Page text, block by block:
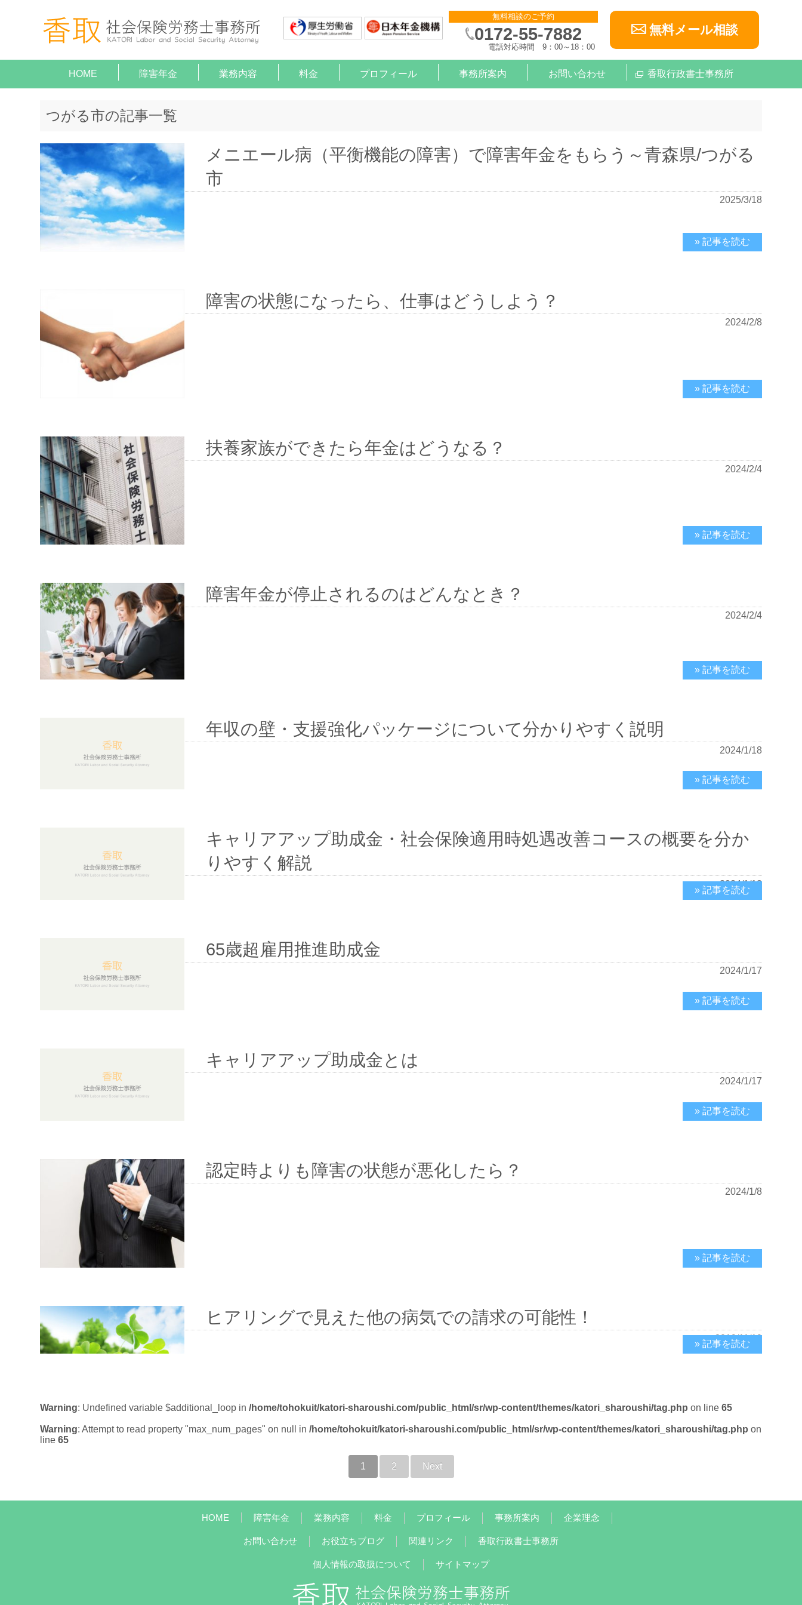
無料相談のご予約
0172-55-7882
電話対応時間 9：00～18：00
無料メール相談
HOME 障害年金 業務内容 料金 プロフィール 事務所案内 お問い合わせ 香取行政書士事務所
つがる市の記事一覧
メニエール病（平衡機能の障害）で障害年金をもらう～青森県/つがる
市
2025/3/18
» 記事を読む
障害の状態になったら、仕事はどうしよう？
2024/2/8
» 記事を読む
扶養家族ができたら年金はどうなる？
2024/2/4
» 記事を読む
障害年金が停止されるのはどんなとき？
2024/2/4
» 記事を読む
年収の壁・支援強化パッケージについて分かりやすく説明
2024/1/18
» 記事を読む
キャリアアップ助成金・社会保険適用時処遇改善コースの概要を分か
りやすく解説
2024/1/18
» 記事を読む
65歳超雇用推進助成金
2024/1/17
» 記事を読む
キャリアアップ助成金とは
2024/1/17
» 記事を読む
認定時よりも障害の状態が悪化したら？
2024/1/8
» 記事を読む
ヒアリングで見えた他の病気での請求の可能性！
2019/11/19
» 記事を読む
Warning: Undefined variable $additional_loop in/home/tohokuit/katori-sharoushi.com/public_html/sr/wp-content/themes/katori_sharoushi/tag.php on line65
Warning: Attempt to read property "max_num_pages" on null in/home/tohokuit/katori-sharoushi.com/public_html/sr/wp-content/themes/katori_sharoushi/tag.php on
line65
1 2 Next
HOME 障害年金 業務内容 料金 プロフィール 事務所案内 企業理念
お問い合わせ お役立ちブログ 関連リンク 香取行政書士事務所
個人情報の取扱について サイトマップ